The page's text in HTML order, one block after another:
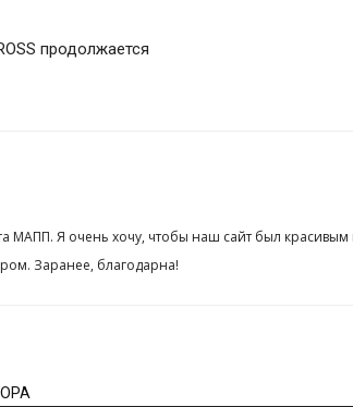
продолжается
МАПП. Я очень хочу, чтобы наш сайт был
Заранее, благодарна!